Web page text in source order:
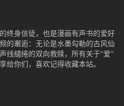
终身信徒，也是漫画有声书的爱好
的邂逅：无论是水墨勾勒的古风仙
线缱绻的双向救赎，所有关于“爱”
给你们，喜欢记得收藏本站。